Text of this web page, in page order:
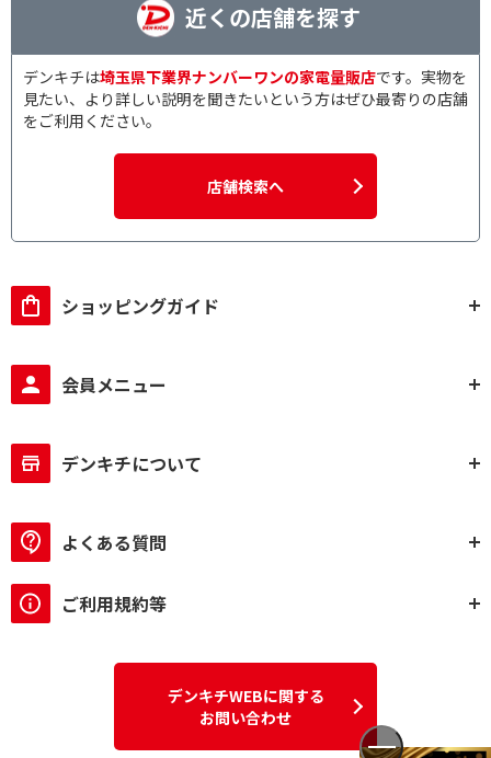
近くの店舗を探す
デンキチは埼玉県下業界ナンバーワンの家電量販店です。実物を
見たい、より詳しい説明を聞きたいという方はぜひ最寄りの店舗
をご利用ください。
店舗検索へ
ショッピングガイド
会員メニュー
デンキチについて
よくある質問
ご利用規約等
デンキチWEBに関する
お問い合わせ